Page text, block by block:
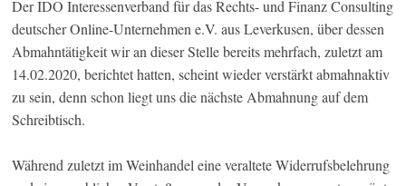
Der IDO Interessenverband für das Rechts- und Finanz Consulting
deutscher Online-Unternehmen e.V. aus Leverkusen, über dessen
Abmahntätigkeit wir an dieser Stelle bereits mehrfach, zuletzt am
14.02.2020, berichtet hatten, scheint wieder verstärkt abmahnaktiv
zu sein, denn schon liegt uns die nächste Abmahnung auf dem
Schreibtisch.
Während zuletzt im Weinhandel eine veraltete Widerrufsbelehrung